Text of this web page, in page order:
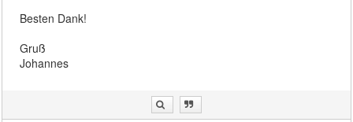
Besten Dank!
Gruß
Johannes